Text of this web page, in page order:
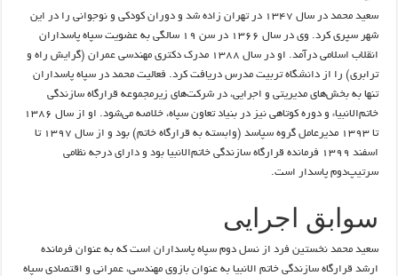
سعید محمد در سال ۱۳۴۷ در تهران زاده شد و دوران کودکی و نوجوانی را در این
شهر سپری کرد. وی در سال ۱۳۶۶ در سن ۱۹ سالگی به عضویت سپاه پاسداران
انقلاب اسلامی درآمد. او در سال ۱۳۸۸ مدرک دکتری مهندسی عمران (گرایش راه و
ترابری) را از دانشگاه تربیت مدرس دریافت کرد. فعالیت محمد در سپاه پاسداران
تنها به بخش‌های مدیریتی و اجرایی، در شرکت‌های زیرمجموعه قرارگاه سازندگی
خاتم‌الانبیاء و دوره کوتاهی نیز در بنیاد تعاون سپاه، خلاصه می‌شود. او از سال ۱۳۸۶
تا ۱۳۹۳ مدیرعامل گروه سپاسد (وابسته به قرارگاه خاتم) بود و از سال ۱۳۹۷ تا
اسفند ۱۳۹۹ فرمانده قرارگاه سازندگی خاتم‌الانبیا بود و دارای درجه نظامی
سرتیپ‌دوم پاسدار است.
سوابق اجرایی
سعید محمد نخستین فرد از نسل دوم سپاه پاسداران است که به عنوان فرمانده
ارشد قرارگاه سازندگی خاتم الانبیا به عنوان بازوی مهندسی، عمرانی و اقتصادی سپاه